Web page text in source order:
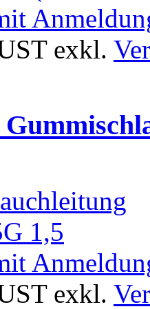
exkl.
exkl.